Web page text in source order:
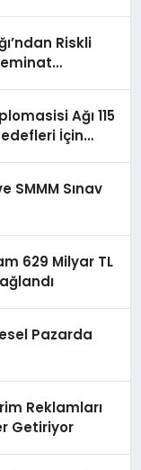
Riskli
Ağı 115
İçin
SMMM Sınav
629 Milyar TL
Pazarda
Reklamları
Getiriyor